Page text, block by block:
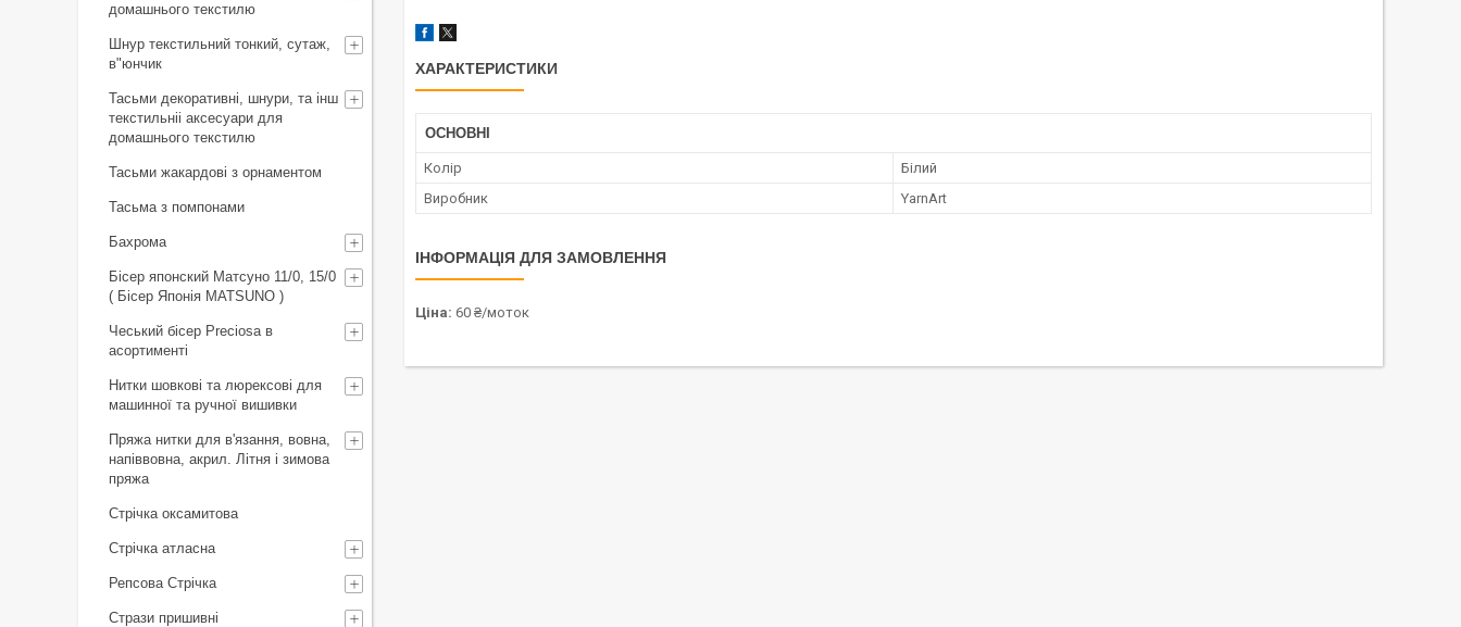
ХАРАКТЕРИСТИКИ
ОСНОВНІ
Колір
Білий
Виробник
YarnArt
ІНФОРМАЦІЯ ДЛЯ ЗАМОВЛЕННЯ
Ціна: 60 ₴/моток
домашнього текстилю
Шнур текстильний тонкий, сутаж,
в"юнчик
Тасьми декоративні, шнури, та інш
текстильніі аксесуари для
домашнього текстилю
Тасьми жакардові з орнаментом
Тасьма з помпонами
Бахрома
Бісер японский Матсуно 11/0, 15/0
( Бісер Японія MATSUNO )
Чеський бісер Preciosa в
асортименті
Нитки шовкові та люрексові для
машинної та ручної вишивки
Пряжа нитки для в'язання, вовна,
напіввовна, акрил. Літня і зимова
пряжа
Стрічка оксамитова
Стрічка атласна
Репсова Стрічка
Стрази пришивні